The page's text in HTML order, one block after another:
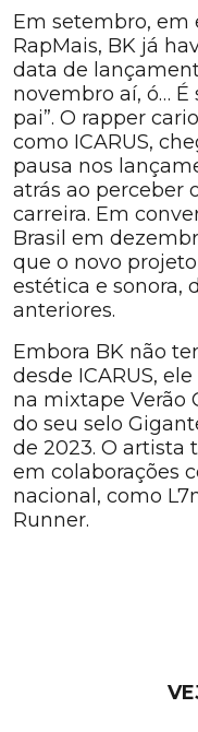
Em setembro, em
RapMais, BK já
data de
novembro aí, ó… É
pai”. O rapper
como ICARUS,
pausa nos
atrás ao perceber
carreira. Em
Brasil em
que o novo
estética e sonora,
anteriores.
Embora BK não
desde ICARUS,
na mixtape Verão
do seu selo
de 2023. O artista
em colaborações
nacional, como
Runner.